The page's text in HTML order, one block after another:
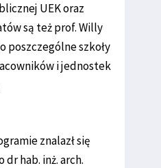
UEK oraz
są też prof. Willy
poszczególne szkoły
i jednostek
znalazł się
dr hab. inż. arch.